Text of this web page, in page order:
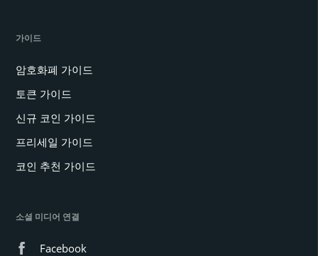
가이드
암호화폐 가이드
토큰 가이드
신규 코인 가이드
프리세일 가이드
코인 추천 가이드
소셜 미디어 연결
Facebook